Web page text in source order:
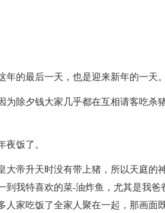
的最后一天，也是迎来新年的一天。
为除夕钱大家几乎都在互相请客吃杀
夜饭了。
帝升天时没有带上猪，所以天庭的
我特喜欢的菜-油炸鱼，尤其是我爸
家吃饭了全家人聚在一起，那画面